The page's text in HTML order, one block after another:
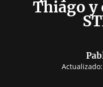
Thiago y
Actualizado: